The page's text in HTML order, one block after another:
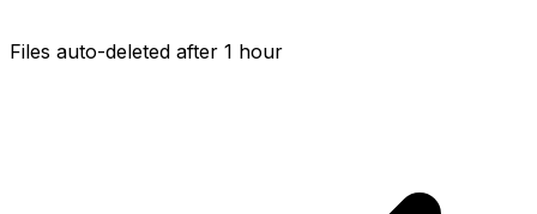
Files auto-deleted after 1 hour